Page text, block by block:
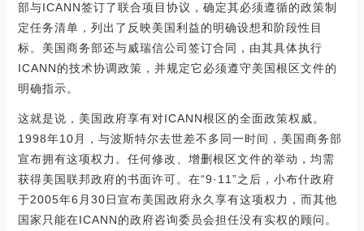
部与ICANN签订了联合项目协议，确定其必须遵循的政策制
定任务清单，列出了反映美国利益的明确设想和阶段性目
标。美国商务部还与威瑞信公司签订合同，由其具体执行
ICANN的技术协调政策，并规定它必须遵守美国根区文件的
明确指示。
这就是说，美国政府享有对ICANN根区的全面政策权威。
1998年10月，与波斯特尔去世差不多同一时间，美国商务部
宣布拥有这项权力。任何修改、增删根区文件的举动，均需
获得美国联邦政府的书面许可。在“9·11”之后，小布什政府
于2005年6月30日宣布美国政府永久享有这项权力，而其他
国家只能在ICANN的政府咨询委员会担任没有实权的顾问。